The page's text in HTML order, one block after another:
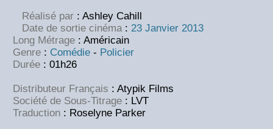
Réalisé par : Ashley Cahill
Date de sortie cinéma : 23 Janvier 2013
Long Métrage : Américain
Genre : Comédie - Policier
Durée : 01h26
Distributeur Français : Atypik Films
Société de Sous-Titrage : LVT
Traduction : Roselyne Parker